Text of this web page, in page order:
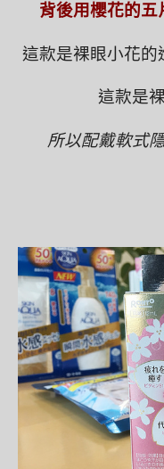
背後用櫻花的五
這款是裸眼小花的
這款是
所以配戴軟式